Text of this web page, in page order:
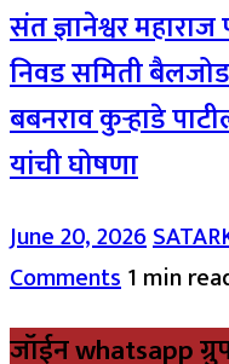
संत ज्ञानेश्वर
निवड समिती
बबनराव कुऱ्हाडे
यांची घोषणा
June 20, 2026
Comments1 min
जॉईन whatsapp